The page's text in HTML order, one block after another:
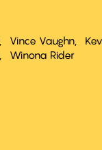
Vince Vaughn
Winona Rider